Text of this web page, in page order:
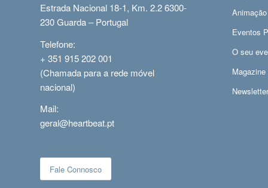
Estrada Nacional 18-1, Km. 2.2 6300-
230 Guarda – Portugal
Telefone:
+ 351 915 202 001
(Chamada para a rede móvel
nacional)
Mail:
geral@heartbeat.pt
Fale Connosco
Eventos
O seu
Magazine
Newsletter